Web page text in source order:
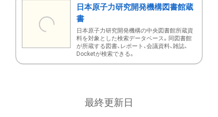
日本原子力研究開発機構図書館蔵
書
日本原子力研究開発機構の中央図書館所蔵資
料を対象とした検索データベース。同図書館
が所蔵する図書、レポート、会議資料、雑誌、
Docketが検索できる。
最終更新日